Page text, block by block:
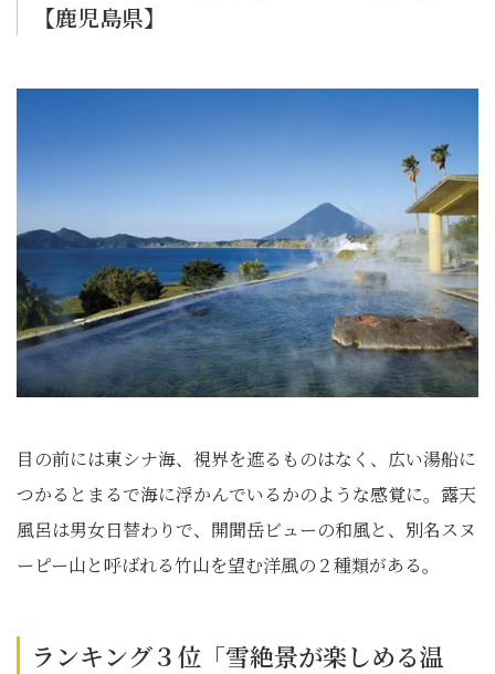
【鹿児島県】
目の前には東シナ海、視界を遮るものはなく、広い湯船に
つかるとまるで海に浮かんでいるかのような感覚に。露天
風呂は男女日替わりで、開聞岳ビューの和風と、別名スヌ
ーピー山と呼ばれる竹山を望む洋風の２種類がある。
ランキング３位「雪絶景が楽しめる温